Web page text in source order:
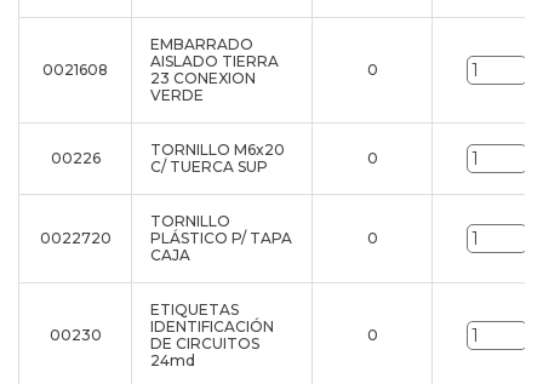
0021608
EMBARRADO
AISLADO TIERRA
23 CONEXION
VERDE
0
00226
TORNILLO M6x20
C/ TUERCA SUP
0
0022720
TORNILLO
PLÁSTICO P/ TAPA
CAJA
0
00230
ETIQUETAS
IDENTIFICACIÓN
DE CIRCUITOS
24md
0